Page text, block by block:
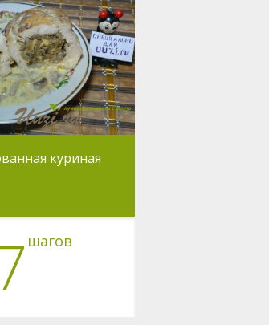
куриная
шагов